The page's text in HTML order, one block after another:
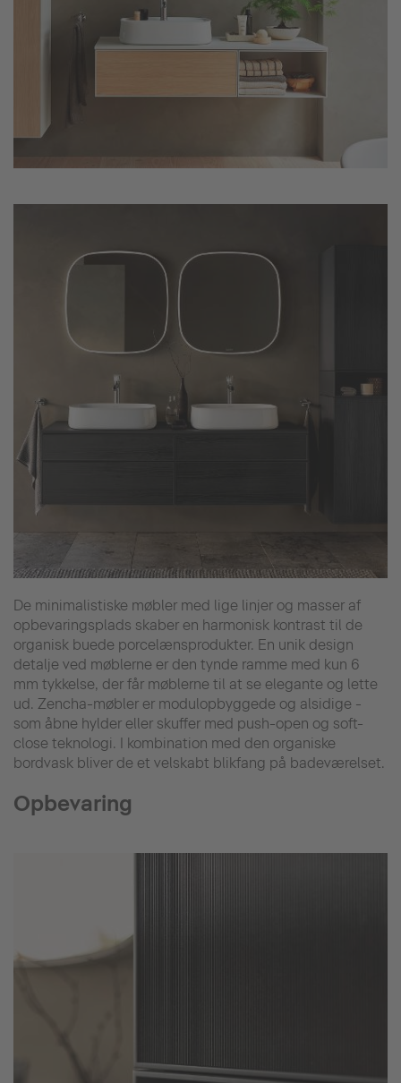
De minimalistiske møbler med lige linjer og masser af
opbevaringsplads skaber en harmonisk kontrast til de
organisk buede porcelænsprodukter. En unik design
detalje ved møblerne er den tynde ramme med kun 6
mm tykkelse, der får møblerne til at se elegante og lette
ud. Zencha-møbler er modulopbyggede og alsidige -
som åbne hylder eller skuffer med push-open og soft-
close teknologi. I kombination med den organiske
bordvask bliver de et velskabt blikfang på badeværelset.
Opbevaring